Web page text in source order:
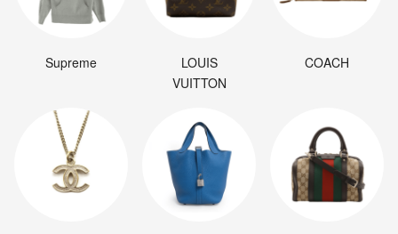
Supreme
LOUIS
VUITTON
COACH